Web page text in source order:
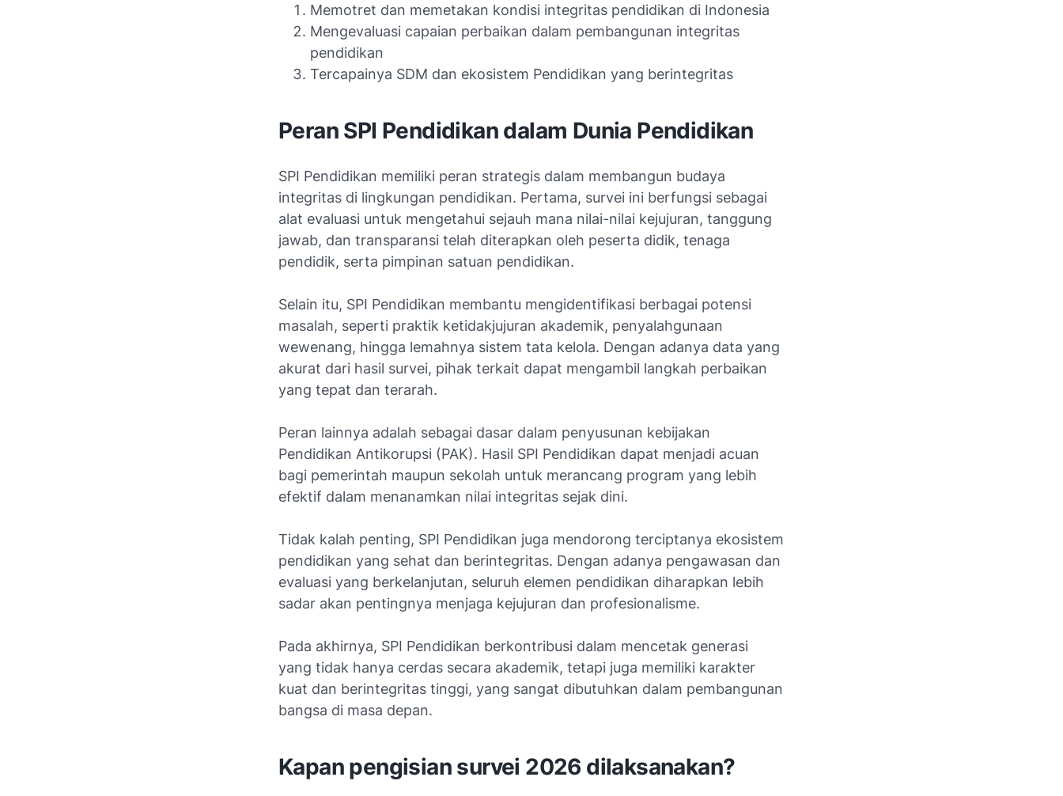
Memotret dan memetakan kondisi integritas pendidikan di Indonesia
Mengevaluasi capaian perbaikan dalam pembangunan integritas
pendidikan
Tercapainya SDM dan ekosistem Pendidikan yang berintegritas
Peran SPI Pendidikan dalam Dunia Pendidikan
SPI Pendidikan memiliki peran strategis dalam membangun budaya
integritas di lingkungan pendidikan. Pertama, survei ini berfungsi sebagai
alat evaluasi untuk mengetahui sejauh mana nilai-nilai kejujuran, tanggung
jawab, dan transparansi telah diterapkan oleh peserta didik, tenaga
pendidik, serta pimpinan satuan pendidikan.
Selain itu, SPI Pendidikan membantu mengidentifikasi berbagai potensi
masalah, seperti praktik ketidakjujuran akademik, penyalahgunaan
wewenang, hingga lemahnya sistem tata kelola. Dengan adanya data yang
akurat dari hasil survei, pihak terkait dapat mengambil langkah perbaikan
yang tepat dan terarah.
Peran lainnya adalah sebagai dasar dalam penyusunan kebijakan
Pendidikan Antikorupsi (PAK). Hasil SPI Pendidikan dapat menjadi acuan
bagi pemerintah maupun sekolah untuk merancang program yang lebih
efektif dalam menanamkan nilai integritas sejak dini.
Tidak kalah penting, SPI Pendidikan juga mendorong terciptanya ekosistem
pendidikan yang sehat dan berintegritas. Dengan adanya pengawasan dan
evaluasi yang berkelanjutan, seluruh elemen pendidikan diharapkan lebih
sadar akan pentingnya menjaga kejujuran dan profesionalisme.
Pada akhirnya, SPI Pendidikan berkontribusi dalam mencetak generasi
yang tidak hanya cerdas secara akademik, tetapi juga memiliki karakter
kuat dan berintegritas tinggi, yang sangat dibutuhkan dalam pembangunan
bangsa di masa depan.
Kapan pengisian survei 2026 dilaksanakan?